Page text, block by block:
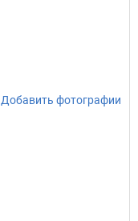
Добавить фотографии